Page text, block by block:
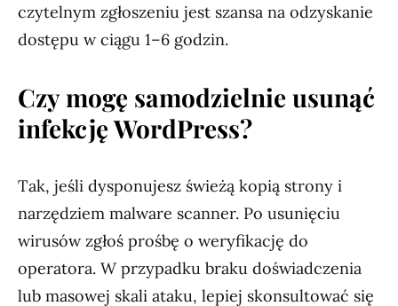
czytelnym zgłoszeniu jest szansa na odzyskanie
dostępu w ciągu 1–6 godzin.
Czy mogę samodzielnie usunąć
infekcję WordPress?
Tak, jeśli dysponujesz świeżą kopią strony i
narzędziem malware scanner. Po usunięciu
wirusów zgłoś prośbę o weryfikację do
operatora. W przypadku braku doświadczenia
lub masowej skali ataku, lepiej skonsultować się